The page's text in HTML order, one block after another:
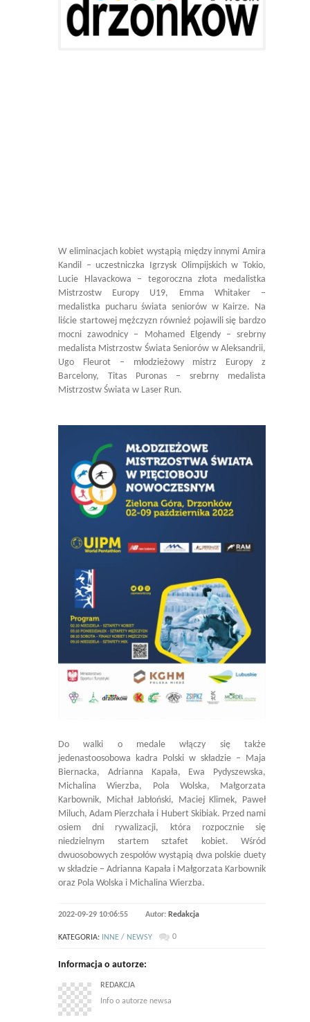
W eliminacjach kobiet wystąpią między innymi Amira
Kandil – uczestniczka Igrzysk Olimpijskich w Tokio,
Lucie Hlavackowa – tegoroczna złota medalistka
Mistrzostw Europy U19, Emma Whitaker –
medalistka pucharu świata seniorów w Kairze. Na
liście startowej mężczyzn również pojawili się bardzo
mocni zawodnicy – Mohamed Elgendy – srebrny
medalista Mistrzostw Świata Seniorów w Aleksandrii,
Ugo Fleurot – młodzieżowy mistrz Europy z
Barcelony, Titas Puronas – srebrny medalista
Mistrzostw Świata w Laser Run.
Do walki o medale włączy się także
jedenastoosobowa kadra Polski w składzie – Maja
Biernacka, Adrianna Kapała, Ewa Pydyszewska,
Michalina Wierzba, Pola Wolska, Małgorzata
Karbownik, Michał Jabłoński, Maciej Klimek, Paweł
Miluch, Adam Pierzchała i Hubert Skibiak. Przed nami
osiem dni rywalizacji, która rozpocznie się
niedzielnym startem sztafet kobiet. Wśród
dwuosobowych zespołów wystąpią dwa polskie duety
w składzie – Adrianna Kapała i Małgorzata Karbownik
oraz Pola Wolska i Michalina Wierzba.
2022-09-29 10:06:55 Autor: Redakcja
KATEGORIA: INNE / NEWSY 0
Informacja o autorze:
REDAKCJA
Info o autorze newsa